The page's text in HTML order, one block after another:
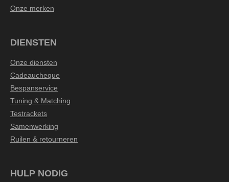
Onze merken
DIENSTEN
Onze diensten
Cadeaucheque
Bespanservice
Tuning & Matching
Testrackets
Samenwerking
Ruilen & retourneren
HULP NODIG